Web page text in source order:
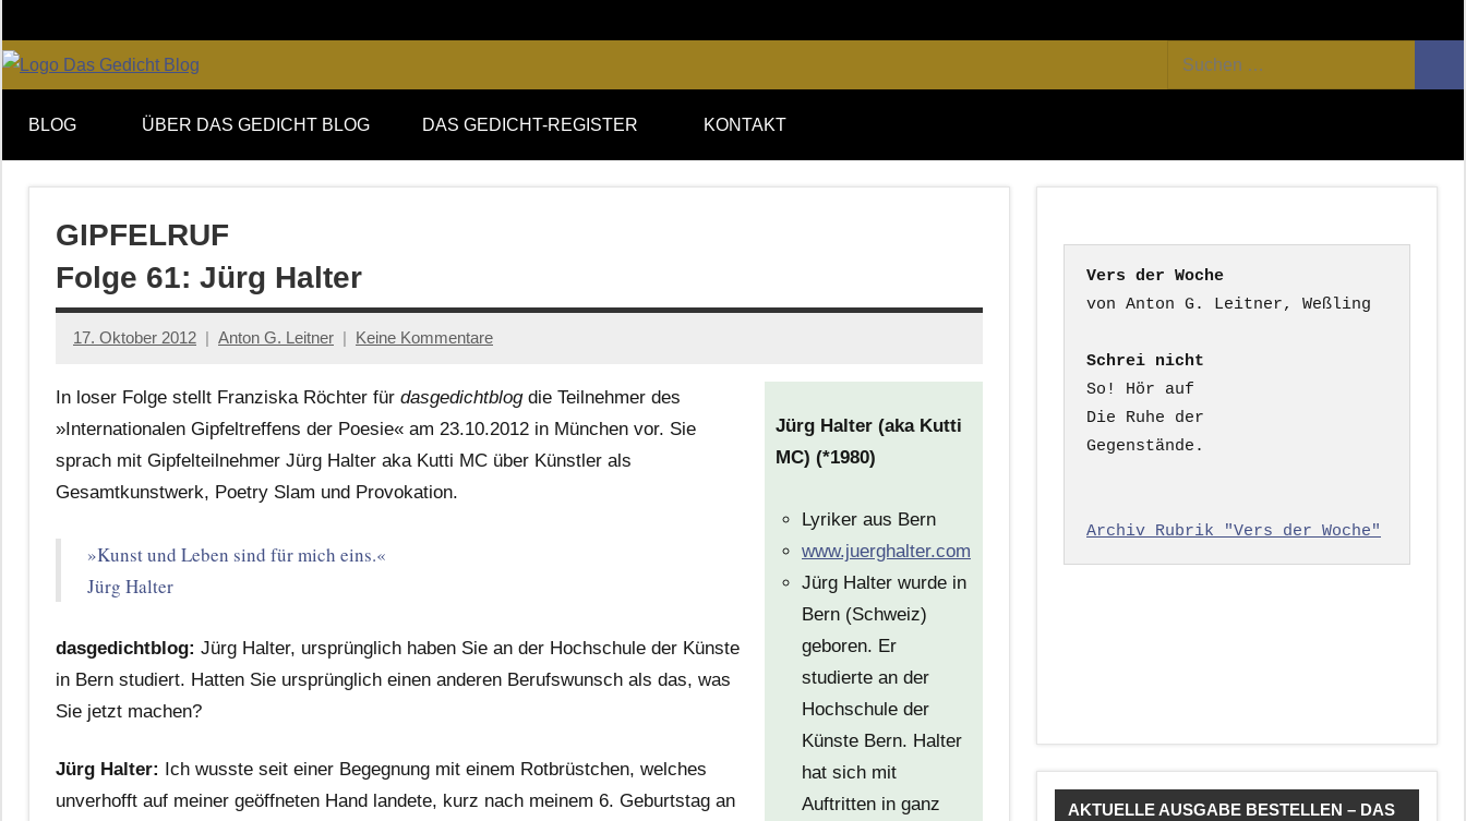
Inhalt
springen
DAS
GEDICHT
blog
von
DAS
GEDICHT.
Zeitschrift
Lyrik,
Essay
und
Suchen
nach:
BLOG ÜBER DAS GEDICHT BLOG DAS GEDICHT-REGISTER KONTAKT
GIPFELRUF
Folge 61: Jürg Halter
17. Oktober 2012 Anton G. Leitner Keine Kommentare
Jürg Halter (aka Kutti
MC) (*1980)
Lyriker aus Bern
www.juerghalter.com
Jürg Halter wurde in
Bern (Schweiz)
geboren. Er
studierte an der
Hochschule der
Künste Bern. Halter
hat sich mit
Auftritten in ganz
In loser Folge stellt Franziska Röchter für dasgedichtblogdie Teilnehmer des
»Internationalen Gipfeltreffens der Poesie« am 23.10.2012 in München vor. Sie
sprach mit Gipfelteilnehmer Jürg Halter aka Kutti MC über Künstler als
Gesamtkunstwerk, Poetry Slam und Provokation.
»Kunst und Leben sind für mich eins.«
Jürg Halter
dasgedichtblog: Jürg Halter, ursprünglich haben Sie an der Hochschule der Künste
in Bern studiert. Hatten Sie ursprünglich einen anderen Berufswunsch als das, was
Sie jetzt machen?
Jürg Halter:
Ich wusste seit einer Begegnung mit einem Rotbrüstchen, welches
unverhofft auf meiner geöffneten Hand landete, kurz nach meinem 6. Geburtstag an
Vers der Woche
Schrei nicht
So! Hör auf
Die Ruhe der
Gegenstände.
Archiv Rubrik "Vers der Woche"
AKTUELLE AUSGABE BESTELLEN – DAS